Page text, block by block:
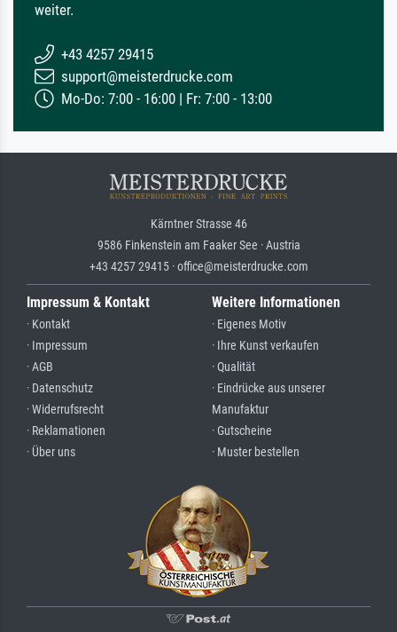
weiter.
+43 4257 29415
support@meisterdrucke.com
Mo-Do: 7:00 - 16:00 | Fr: 7:00 - 13:00
Kärntner Strasse 46
9586 Finkenstein am Faaker See · Austria
+43 4257 29415 · office@meisterdrucke.com
Impressum & Kontakt
· Kontakt
· Impressum
· AGB
· Datenschutz
· Widerrufsrecht
· Reklamationen
· Über uns
Weitere Informationen
· Eigenes Motiv
· Ihre Kunst verkaufen
· Qualität
· Eindrücke aus unserer
Manufaktur
· Gutscheine
· Muster bestellen